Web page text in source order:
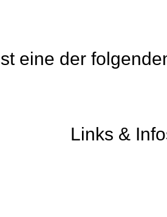
eine der
Links &